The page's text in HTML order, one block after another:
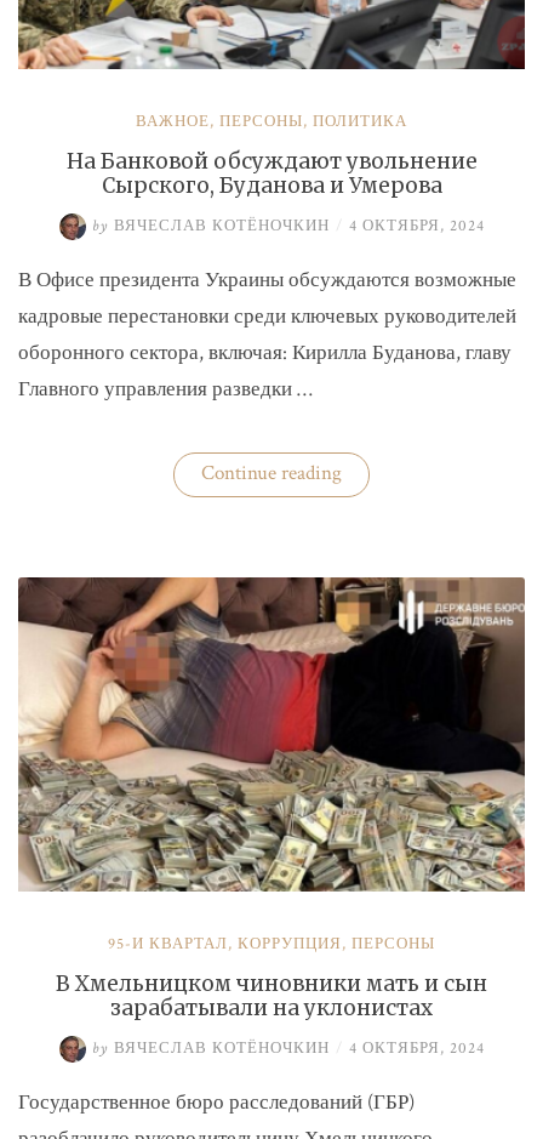
ВАЖНОЕ, ПЕРСОНЫ, ПОЛИТИКА
На Банковой обсуждают увольнение
Сырского, Буданова и Умерова
by ВЯЧЕСЛАВ КОТЁНОЧКИН / 4 ОКТЯБРЯ, 2024
В Офисе президента Украины обсуждаются возможные
кадровые перестановки среди ключевых руководителей
оборонного сектора, включая: Кирилла Буданова, главу
Главного управления разведки …
Continue reading«На
Банковой
Буданова
и
Умерова»
95-Й КВАРТАЛ, КОРРУПЦИЯ, ПЕРСОНЫ
В Хмельницком чиновники мать и сын
зарабатывали на уклонистах
by ВЯЧЕСЛАВ КОТЁНОЧКИН / 4 ОКТЯБРЯ, 2024
Государственное бюро расследований (ГБР)